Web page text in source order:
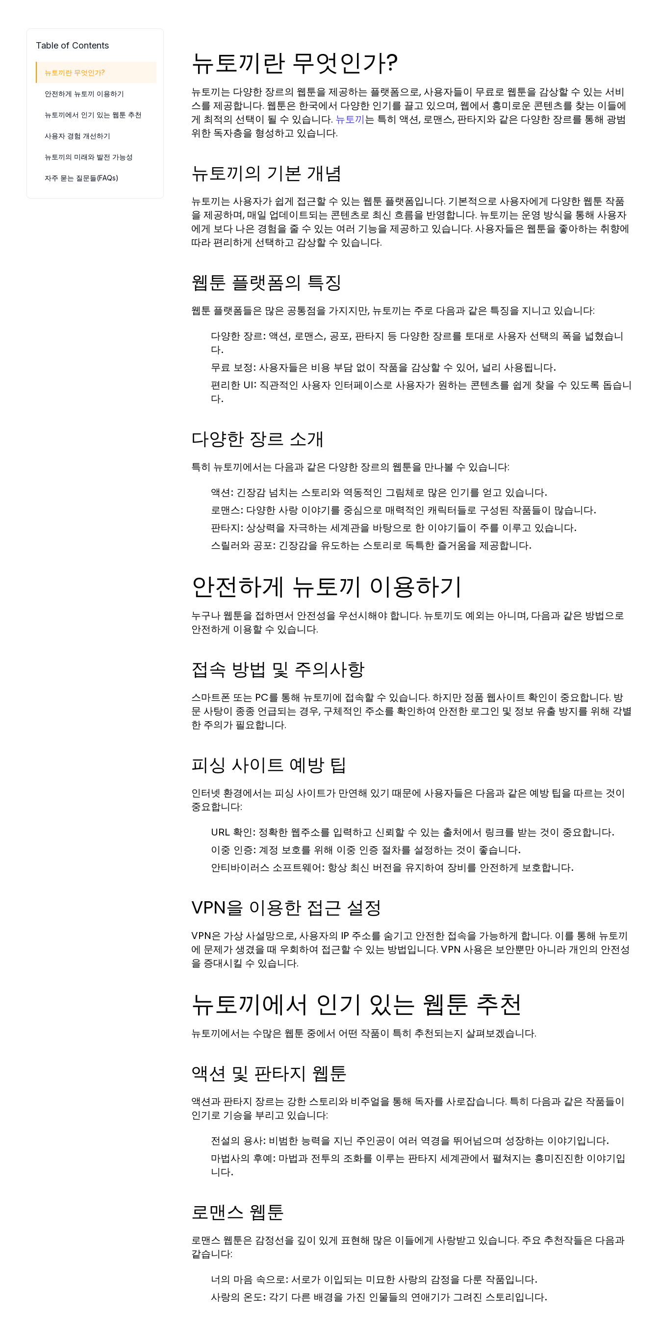
Table of Contents
뉴토끼란 무엇인가?
안전하게 뉴토끼 이용하기
뉴토끼에서 인기 있는 웹툰 추천
사용자 경험 개선하기
뉴토끼의 미래와 발전 가능성
자주 묻는 질문들(FAQs)
뉴토끼란 무엇인가?
뉴토끼는 다양한 장르의 웹툰을 제공하는 플랫폼으로, 사용자들이 무료로 웹툰을 감상할 수 있는 서비
스를 제공합니다. 웹툰은 한국에서 다양한 인기를 끌고 있으며, 웹에서 흥미로운 콘텐츠를 찾는 이들에
게 최적의 선택이 될 수 있습니다. 뉴토끼는 특히 액션, 로맨스, 판타지와 같은 다양한 장르를 통해 광범
위한 독자층을 형성하고 있습니다.
뉴토끼의 기본 개념
뉴토끼는 사용자가 쉽게 접근할 수 있는 웹툰 플랫폼입니다. 기본적으로 사용자에게 다양한 웹툰 작품
을 제공하며, 매일 업데이트되는 콘텐츠로 최신 흐름을 반영합니다. 뉴토끼는 운영 방식을 통해 사용자
에게 보다 나은 경험을 줄 수 있는 여러 기능을 제공하고 있습니다. 사용자들은 웹툰을 좋아하는 취향에
따라 편리하게 선택하고 감상할 수 있습니다.
웹툰 플랫폼의 특징
웹툰 플랫폼들은 많은 공통점을 가지지만, 뉴토끼는 주로 다음과 같은 특징을 지니고 있습니다:
다양한 장르: 액션, 로맨스, 공포, 판타지 등 다양한 장르를 토대로 사용자 선택의 폭을 넓혔습니
다.
무료 보정: 사용자들은 비용 부담 없이 작품을 감상할 수 있어, 널리 사용됩니다.
편리한 UI: 직관적인 사용자 인터페이스로 사용자가 원하는 콘텐츠를 쉽게 찾을 수 있도록 돕습니
다.
다양한 장르 소개
특히 뉴토끼에서는 다음과 같은 다양한 장르의 웹툰을 만나볼 수 있습니다:
액션: 긴장감 넘치는 스토리와 역동적인 그림체로 많은 인기를 얻고 있습니다.
로맨스: 다양한 사랑 이야기를 중심으로 매력적인 캐릭터들로 구성된 작품들이 많습니다.
판타지: 상상력을 자극하는 세계관을 바탕으로 한 이야기들이 주를 이루고 있습니다.
스릴러와 공포: 긴장감을 유도하는 스토리로 독특한 즐거움을 제공합니다.
안전하게 뉴토끼 이용하기
누구나 웹툰을 접하면서 안전성을 우선시해야 합니다. 뉴토끼도 예외는 아니며, 다음과 같은 방법으로
안전하게 이용할 수 있습니다.
접속 방법 및 주의사항
스마트폰 또는 PC를 통해 뉴토끼에 접속할 수 있습니다. 하지만 정품 웹사이트 확인이 중요합니다. 방
문 사탕이 종종 언급되는 경우, 구체적인 주소를 확인하여 안전한 로그인 및 정보 유출 방지를 위해 각별
한 주의가 필요합니다.
피싱 사이트 예방 팁
인터넷 환경에서는 피싱 사이트가 만연해 있기 때문에 사용자들은 다음과 같은 예방 팁을 따르는 것이
중요합니다:
URL 확인: 정확한 웹주소를 입력하고 신뢰할 수 있는 출처에서 링크를 받는 것이 중요합니다.
이중 인증: 계정 보호를 위해 이중 인증 절차를 설정하는 것이 좋습니다.
안티바이러스 소프트웨어: 항상 최신 버전을 유지하여 장비를 안전하게 보호합니다.
VPN을 이용한 접근 설정
VPN은 가상 사설망으로, 사용자의 IP 주소를 숨기고 안전한 접속을 가능하게 합니다. 이를 통해 뉴토끼
에 문제가 생겼을 때 우회하여 접근할 수 있는 방법입니다. VPN 사용은 보안뿐만 아니라 개인의 안전성
을 증대시킬 수 있습니다.
뉴토끼에서 인기 있는 웹툰 추천
뉴토끼에서는 수많은 웹툰 중에서 어떤 작품이 특히 추천되는지 살펴보겠습니다.
액션 및 판타지 웹툰
액션과 판타지 장르는 강한 스토리와 비주얼을 통해 독자를 사로잡습니다. 특히 다음과 같은 작품들이
인기로 기승을 부리고 있습니다:
전설의 용사: 비범한 능력을 지닌 주인공이 여러 역경을 뛰어넘으며 성장하는 이야기입니다.
마법사의 후예: 마법과 전투의 조화를 이루는 판타지 세계관에서 펼쳐지는 흥미진진한 이야기입
니다.
로맨스 웹툰
로맨스 웹툰은 감정선을 깊이 있게 표현해 많은 이들에게 사랑받고 있습니다. 주요 추천작들은 다음과
같습니다:
너의 마음 속으로: 서로가 이입되는 미묘한 사랑의 감정을 다룬 작품입니다.
사랑의 온도: 각기 다른 배경을 가진 인물들의 연애기가 그려진 스토리입니다.